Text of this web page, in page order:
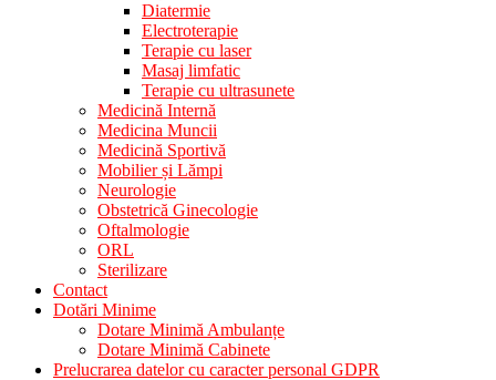
Diatermie
Electroterapie
Terapie cu laser
Masaj limfatic
Terapie cu ultrasunete
Medicină Internă
Medicina Muncii
Medicină Sportivă
Mobilier și Lămpi
Neurologie
Obstetrică Ginecologie
Oftalmologie
ORL
Sterilizare
Contact
Dotări Minime
Dotare Minimă Ambulanțe
Dotare Minimă Cabinete
Prelucrarea datelor cu caracter personal GDPR